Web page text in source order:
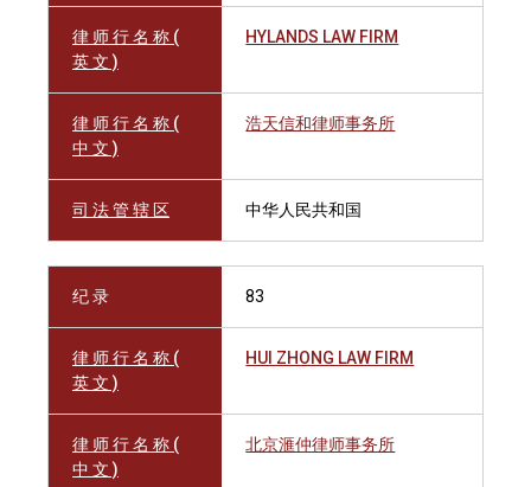
律 师 行 名 称 (
英 文 )
HYLANDS LAW FIRM
律 师 行 名 称 (
中 文 )
浩天信和律师事务所
司 法 管 辖 区 中华人民共和国
纪 录 83
律 师 行 名 称 (
英 文 )
HUI ZHONG LAW FIRM
律 师 行 名 称 (
中 文 )
北京滙仲律师事务所